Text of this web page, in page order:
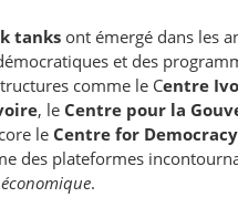
tanks ont émergé dans les
et des
comme le Centre
, le Centre pour la
le Centre for
des plateformes
.